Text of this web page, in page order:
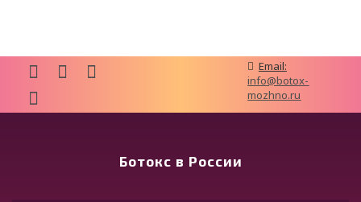
Email:
info@botox-
mozhno.ru
Ботокс в России